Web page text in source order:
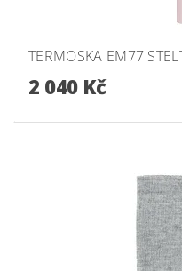
TERMOSKA EM77
2 040 Kč